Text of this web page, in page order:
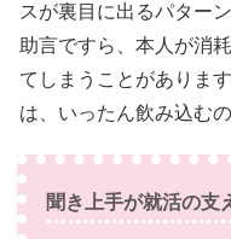
スが裏目に出るパター
助言ですら、本人が消
てしまうことがありま
は、いったん飲み込む
聞き上手が就活の支